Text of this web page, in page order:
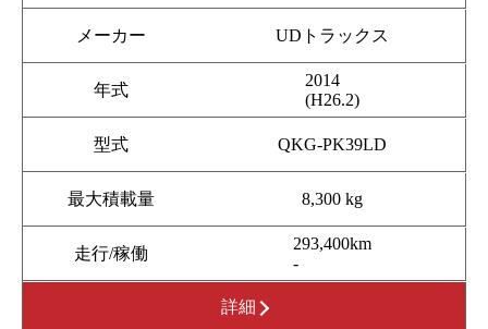
メーカー UDトラックス
年式
2014
(H26.2)
型式 QKG-PK39LD
最大積載量 8,300 kg
走行/稼働
293,400km
-
詳細